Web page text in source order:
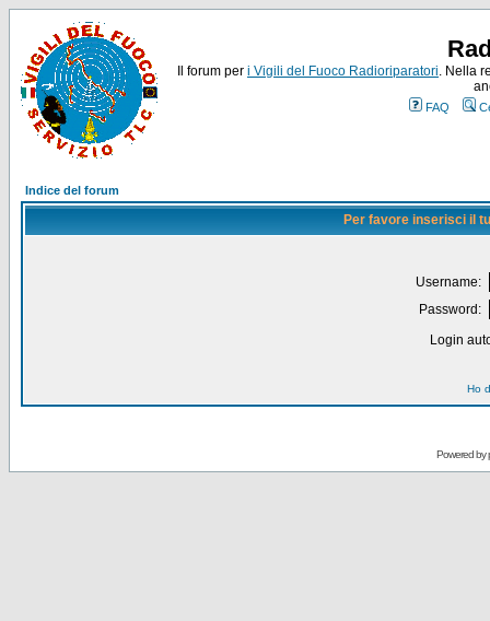
Il forum per i Vigili del Fuoco Radioriparatori. Nella
FAQ
Indice del forum
Per favore inserisci il
Username:
Password:
Login
Ho
Powered by